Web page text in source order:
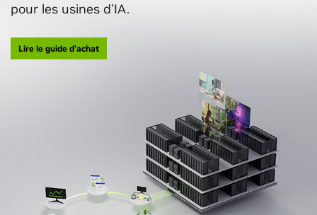
pour les usines d'IA.
Lire le guide d'achat